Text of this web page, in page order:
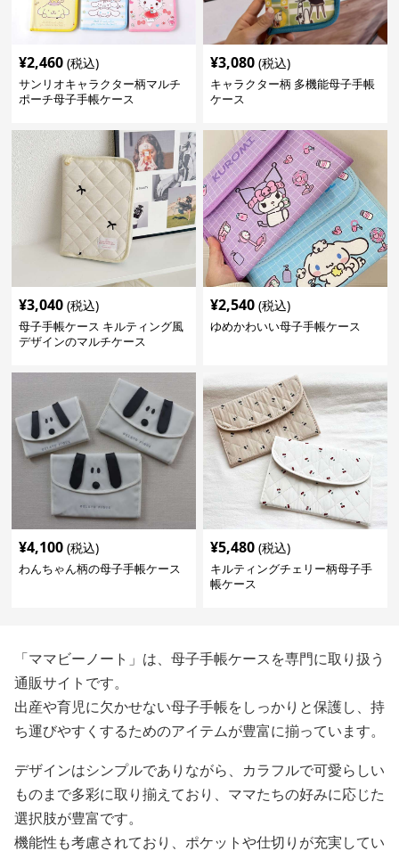
¥2,460 (税込)
サンリオキャラクター柄マルチ
ポーチ母子手帳ケース
¥3,080 (税込)
キャラクター柄 多機能母子手帳
ケース
¥3,040 (税込)
母子手帳ケース キルティング風
デザインのマルチケース
¥2,540 (税込)
ゆめかわいい母子手帳ケース
¥4,100 (税込)
わんちゃん柄の母子手帳ケース
¥5,480 (税込)
キルティングチェリー柄母子手
帳ケース
「ママビーノート」は、母子手帳ケースを専門に取り扱う
通販サイトです。
出産や育児に欠かせない母子手帳をしっかりと保護し、持
ち運びやすくするためのアイテムが豊富に揃っています。
デザインはシンプルでありながら、カラフルで可愛らしい
ものまで多彩に取り揃えており、ママたちの好みに応じた
選択肢が豊富です。
機能性も考慮されており、ポケットや仕切りが充実してい